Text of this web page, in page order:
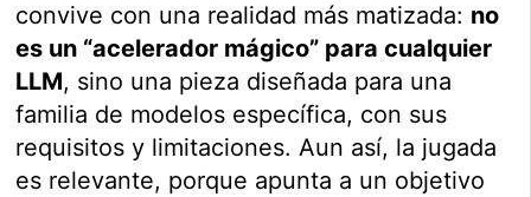
convive con una realidad más matizada: no
es un “acelerador mágico” para cualquier
LLM, sino una pieza diseñada para una
familia de modelos específica, con sus
requisitos y limitaciones. Aun así, la jugada
es relevante, porque apunta a un objetivo